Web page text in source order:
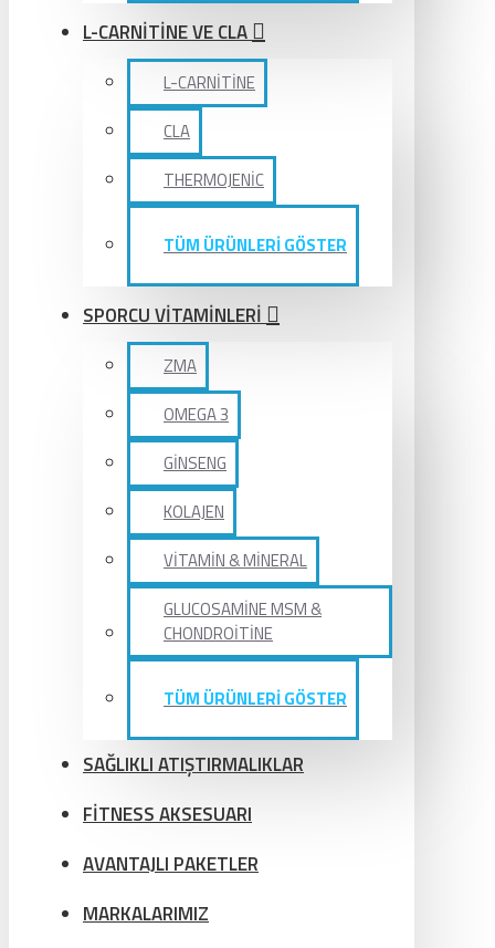
L-CARNİTİNE VE CLA
L-CARNİTİNE
CLA
THERMOJENİC
TÜM ÜRÜNLERİ GÖSTER
SPORCU VİTAMİNLERİ
ZMA
OMEGA 3
GİNSENG
KOLAJEN
VİTAMİN & MİNERAL
GLUCOSAMİNE MSM &
CHONDROİTİNE
TÜM ÜRÜNLERİ GÖSTER
SAĞLIKLI ATIŞTIRMALIKLAR
FİTNESS AKSESUARI
AVANTAJLI PAKETLER
MARKALARIMIZ